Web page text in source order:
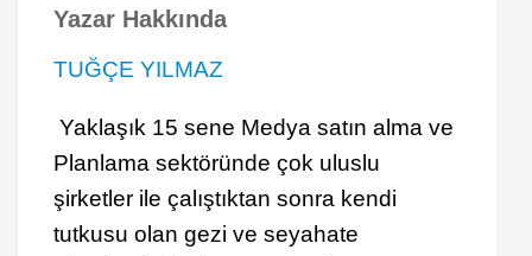
Yazar Hakkında
TUĞÇE YILMAZ
Yaklaşık 15 sene Medya satın alma ve
Planlama sektöründe çok uluslu
şirketler ile çalıştıktan sonra kendi
tutkusu olan gezi ve seyahate